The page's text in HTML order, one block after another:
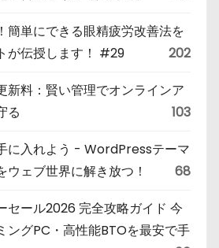
簡単にできる眼精疲労改善法を
が伝授します！ #29
202
新料：賢い管理でオンラインア
る
103
に入れよう - WordPressテーマ
ウェブ世界に解き放つ！
68
セール2026 完全攻略ガイド 今
ングPC・高性能BTOを最安で手